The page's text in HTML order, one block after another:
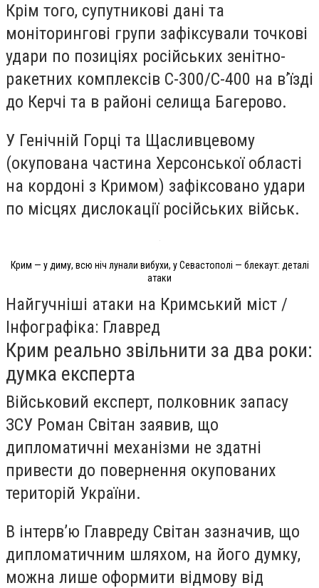
Крім того, супутникові дані та
моніторингові групи зафіксували точкові
удари по позиціях російських зенітно-
ракетних комплексів С-300/С-400 на в’їзді
до Керчі та в районі селища Багерово.
У Генічній Горці та Щасливцевому
(окупована частина Херсонської області
на кордоні з Кримом) зафіксовано удари
по місцях дислокації російських військ.
Крим — у диму, всю ніч лунали вибухи, у Севастополі — блекаут: деталі
атаки
Найгучніші атаки на Кримський міст /
Інфографіка: Главред
Крим реально звільнити за два роки:
думка експерта
Військовий експерт, полковник запасу
ЗСУ Роман Світан заявив, що
дипломатичні механізми не здатні
привести до повернення окупованих
територій України.
В інтерв’ю Главреду Світан зазначив, що
дипломатичним шляхом, на його думку,
можна лише оформити відмову від